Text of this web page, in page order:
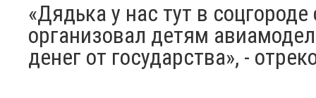
«Дядька у нас тут в
организовал детям
денег от государства», -